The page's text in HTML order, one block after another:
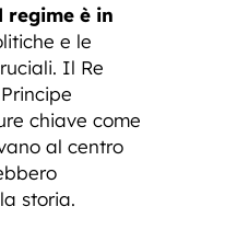
regime è in
e le
Il Re
chiave come
al centro
storia.